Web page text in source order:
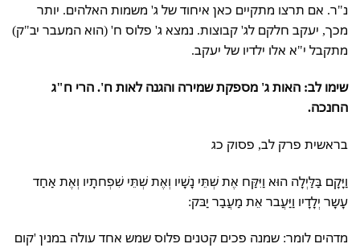
נ"ר. אם תרצו מתקיים כאן איחוד של ג' משמות האלהים. יותר
מכך, יעקב חלקם לג' קבוצות. נמצא ג' פלוס ח' (הוא המעבר יב"ק)
מתקבל י"א אלו ילדיו של יעקב.
שימו לב: האות ג' מספקת שמירה והגנה לאות ח'. הרי ח"ג
החנכה.
בראשית פרק לב, פסוק כג
וַיָּקָם בַּלַּיְלָה הוּא וַיִּקַּח אֶת שְׁתֵּי נָשָׁיו וְאֶת שְׁתֵּי שִׁפְחתָיו וְאֶת אַחַד
עָשָר יְלָדָיו וַיַּעֲבר אֵת מַעֲבַר יַבּק:
מדהים לומר: שמנה פכים קטנים פלוס שמש אחד עולה במנין 'קום